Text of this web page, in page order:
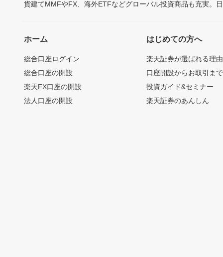
貨建てMMFやFX、海外ETFなどグローバル投資商品も充実。
ホーム
総合口座ログイン
総合口座の開設
楽天FX口座の開設
法人口座の開設
はじめての方へ
楽天証券が選ばれる理由
口座開設からお取引ま
投資ガイド&セミナー
楽天証券のあんしん